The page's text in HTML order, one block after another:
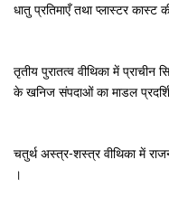
धातु प्रतिमाएँ तथा प्लास्टर कास्ट
तृतीय पुरातत्व वीथिका में प्राचीन
के खनिज संपदाओं का माडल
चतुर्थ अस्त्र-शस्त्र वीथिका में
।